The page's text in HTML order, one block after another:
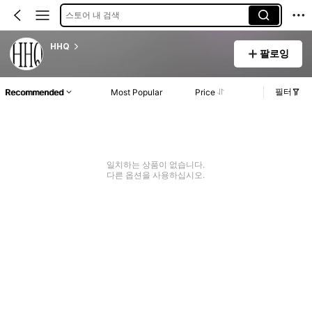
스토어 내 검색
HHQ
팔로잉
Recommended Most Popular Price 필터
일치하는 상품이 없습니다.
다른 옵션을 사용하십시오.